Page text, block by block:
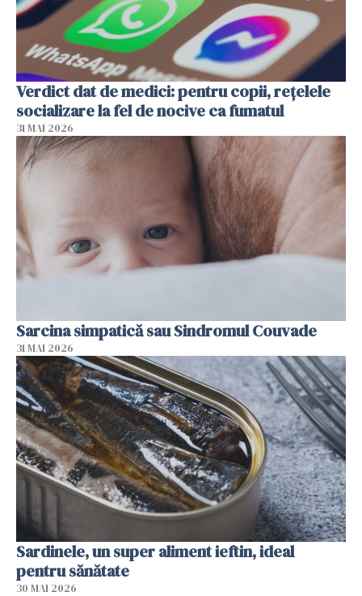
Verdict dat de medici: pentru copii, rețelele
socializare la fel de nocive ca fumatul
31 MAI 2026
Sarcina simpatică sau Sindromul Couvade
31 MAI 2026
Sardinele, un super aliment ieftin, ideal
pentru sănătate
30 MAI 2026